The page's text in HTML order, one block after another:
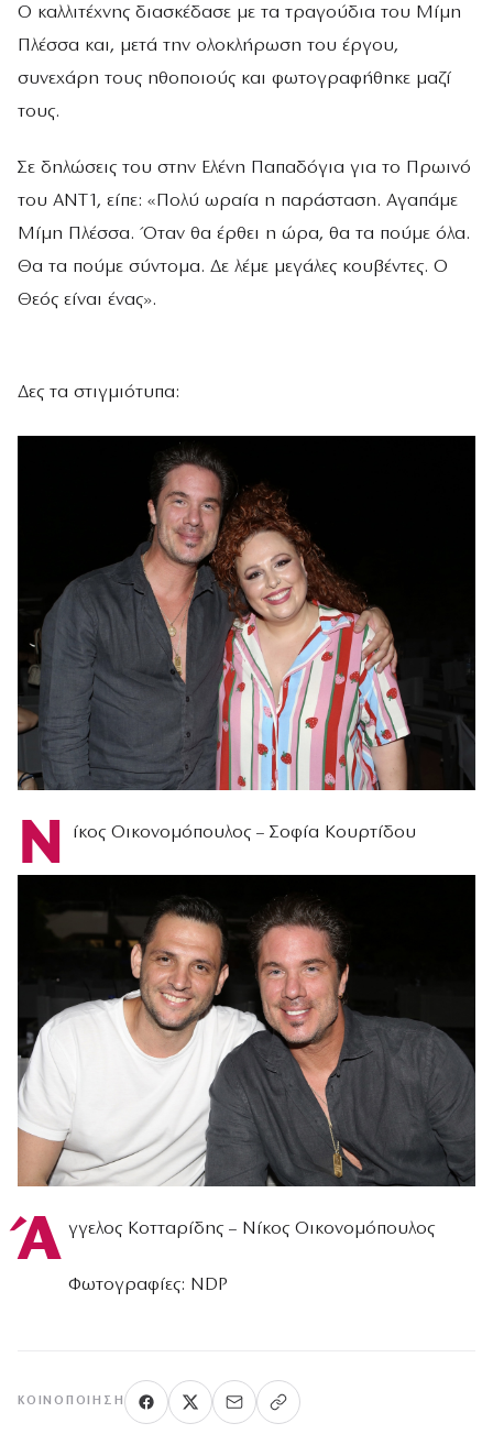
Ο καλλιτέχνης διασκέδασε με τα τραγούδια του Μίμη
Πλέσσα και, μετά την ολοκλήρωση του έργου,
συνεχάρη τους ηθοποιούς και φωτογραφήθηκε μαζί
τους.
Σε δηλώσεις του στην Ελένη Παπαδόγια για το Πρωινό
του ΑΝΤ1, είπε: «Πολύ ωραία η παράσταση. Αγαπάμε
Μίμη Πλέσσα. Όταν θα έρθει η ώρα, θα τα πούμε όλα.
Θα τα πούμε σύντομα. Δε λέμε μεγάλες κουβέντες. Ο
Θεός είναι ένας».
Δες τα στιγμιότυπα:
Ν ίκος Οικονομόπουλος – Σοφία Κουρτίδου
Ά γγελος Κοτταρίδης – Νίκος Οικονομόπουλος
Φωτογραφίες: NDP
ΚΟΙΝΟΠΟΊΗΣΗ